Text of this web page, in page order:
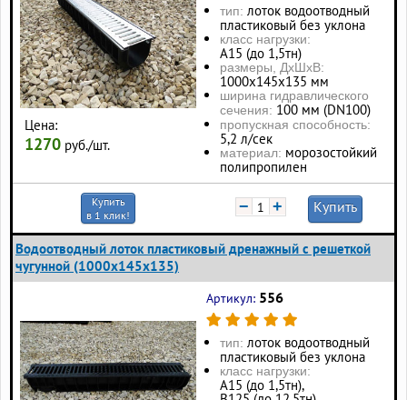
Цена:
1270 руб./шт.
тип: лоток водоотводный
пластиковый без уклона
класс нагрузки:
А15 (до 1,5тн)
размеры, ДхШхВ:
1000х145х135 мм
ширина гидравлического
сечения: 100 мм (DN100)
пропускная способность:
5,2 л/сек
материал: морозостойкий
полипропилен
Купить
в 1 клик!
− + Купить
Водоотводный лоток пластиковый дренажный с решеткой
чугунной (1000x145x135)
Артикул: 556
тип: лоток водоотводный
пластиковый без уклона
класс нагрузки:
А15 (до 1,5тн),